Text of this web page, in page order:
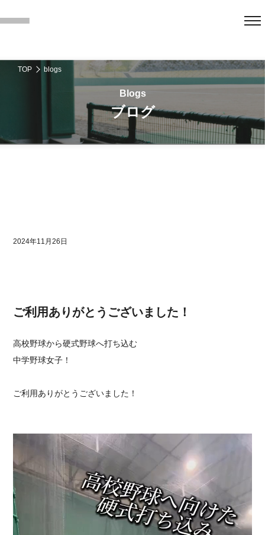
TOP blogs
ブログ
2024年11月26日
ご利用ありがとうございました！
高校野球から硬式野球へ打ち込む
中学野球女子！
ご利用ありがとうございました！